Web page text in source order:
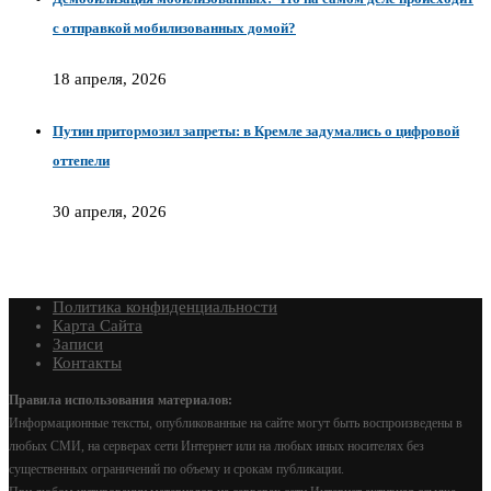
с отправкой мобилизованных домой?
18 апреля, 2026
Путин притормозил запреты: в Кремле задумались о цифровой
оттепели
30 апреля, 2026
Политика конфиденциальности
Карта Сайта
Записи
Контакты
Правила использования материалов:
Информационные тексты, опубликованные на сайте могут быть воспроизведены в
любых СМИ, на серверах сети Интернет или на любых иных носителях без
существенных ограничений по объему и срокам публикации.